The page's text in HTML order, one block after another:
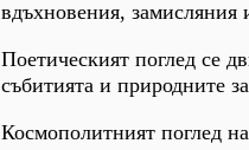
вдъхновения, замисляния
Поетическият поглед се
събитията и природните
Космополитният поглед